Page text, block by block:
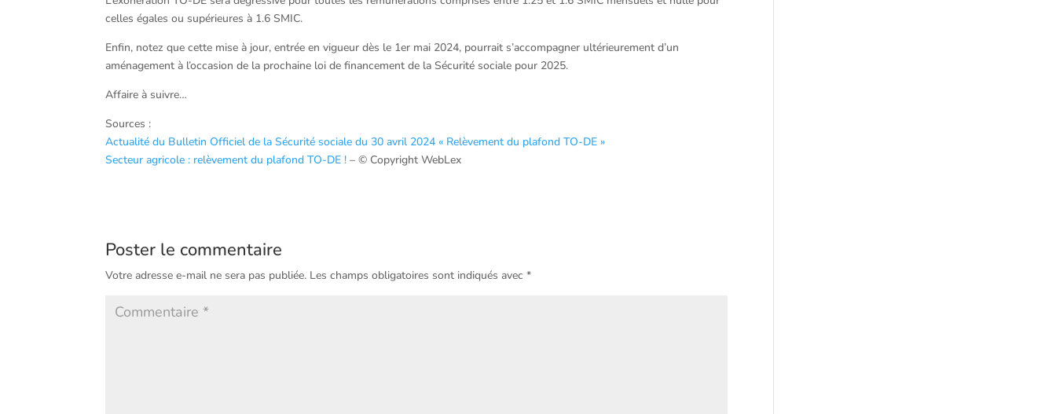
celles égales ou supérieures à 1.6 SMIC.
Enfin, notez que cette mise à jour, entrée en vigueur dès le 1er mai 2024, pourrait s’accompagner ultérieurement d’un
aménagement à l’occasion de la prochaine loi de financement de la Sécurité sociale pour 2025.
Affaire à suivre…
Sources :
Actualité du Bulletin Officiel de la Sécurité sociale du 30 avril 2024 « Relèvement du plafond TO-DE »
Secteur agricole : relèvement du plafond TO-DE !– © Copyright WebLex
Poster le commentaire
Votre adresse e-mail ne sera pas publiée. Les champs obligatoires sont indiqués avec*